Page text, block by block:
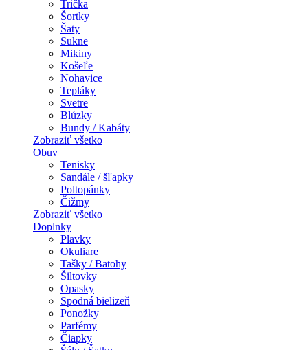
Trička
Šortky
Šaty
Sukne
Mikiny
Košeľe
Nohavice
Tepláky
Svetre
Blúzky
Bundy / Kabáty
Zobraziť všetko
Obuv
Tenisky
Sandále / šľapky
Poltopánky
Čižmy
Zobraziť všetko
Doplnky
Plavky
Okuliare
Tašky / Batohy
Šiltovky
Opasky
Spodná bielizeň
Ponožky
Parfémy
Čiapky